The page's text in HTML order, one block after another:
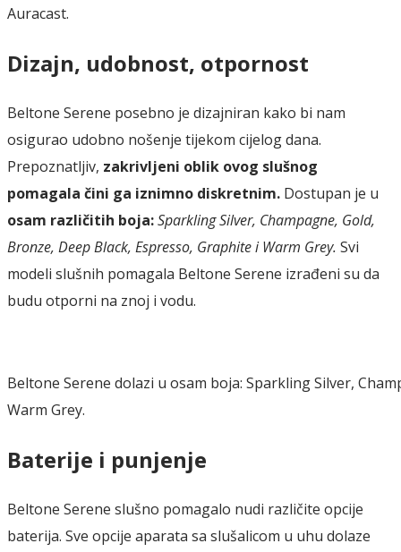
Auracast.
Dizajn, udobnost, otpornost
Beltone Serene posebno je dizajniran kako bi nam
osigurao udobno nošenje tijekom cijelog dana.
Prepoznatljiv, zakrivljeni oblik ovog slušnog
pomagala čini ga iznimno diskretnim. Dostupan je u
osam različitih boja:Sparkling Silver, Champagne, Gold,
Bronze, Deep Black, Espresso, Graphite i Warm Grey. Svi
modeli slušnih pomagala Beltone Serene izrađeni su da
budu otporni na znoj i vodu.
Beltone Serene dolazi u osam boja: Sparkling Silver,
Warm Grey.
Baterije i punjenje
Beltone Serene slušno pomagalo nudi različite opcije
baterija. Sve opcije aparata sa slušalicom u uhu dolaze